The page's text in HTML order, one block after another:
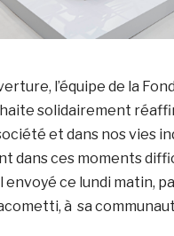
l’équipe de la
solidairement
et dans nos vies
dans ces moments
envoyé ce lundi matin,
à sa